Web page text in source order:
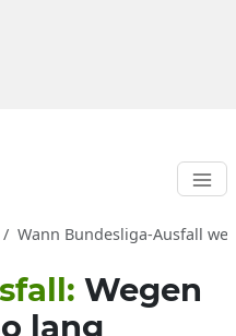
Wann Bundesliga-Ausfall
Wegen
lang